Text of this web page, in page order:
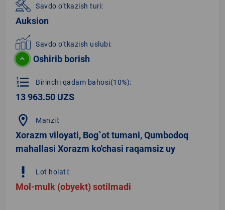
Savdo o‘tkazish turi:
Auksion
Savdo o‘tkazish uslubi:
Oshirib borish
format_list_numbered Birinchi qadam bahosi(10%):
13 963.50 UZS
location_on Manzil:
Xorazm viloyati, Bog`ot tumani, Qumbodoq
mahallasi Xorazm ko'chasi raqamsiz uy
priority_high Lot holati:
Mol-mulk (obyekt) sotilmadi